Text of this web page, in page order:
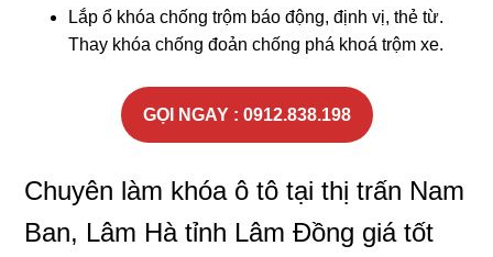
Lắp ổ khóa chống trộm báo động, định vị, thẻ từ.
Thay khóa chống đoản chống phá khoá trộm xe.
GỌI NGAY : 0912.838.198
Chuyên làm khóa ô tô tại thị trấn Nam
Ban, Lâm Hà tỉnh Lâm Đồng giá tốt